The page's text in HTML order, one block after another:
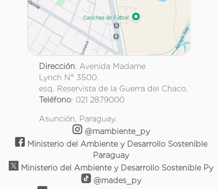
Dirección: Avenida Madame
Lynch N° 3500.
esq. Reservista de la Guerra del Chaco.
Teléfono: 021 2879000
Asunción, Paraguay.
@mambiente_py
Ministerio del Ambiente y Desarrollo Sostenible
Paraguay
Ministerio del Ambiente y Desarrollo Sostenible Py
@mades_py